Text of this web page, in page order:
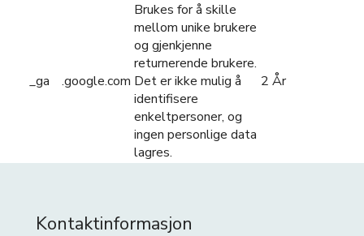
_ga .google.com
Brukes for å skille
mellom unike brukere
og gjenkjenne
returnerende brukere.
Det er ikke mulig å
identifisere
enkeltpersoner, og
ingen personlige data
lagres.
2 År
Kontaktinformasjon